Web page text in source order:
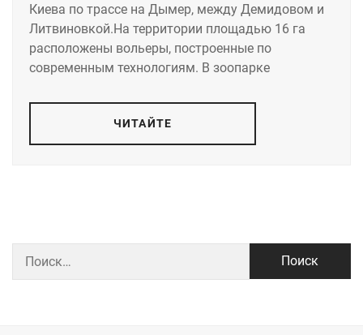
Киева по трассе на Дымер, между Демидовом и
Литвиновкой.На территории площадью 16 га
расположены вольеры, построенные по
современным технологиям. В зоопарке
ЧИТАЙТЕ